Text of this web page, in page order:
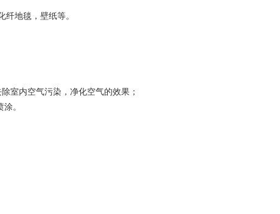
地毯，壁纸等。
室内空气污染，净化空气的效果；
。